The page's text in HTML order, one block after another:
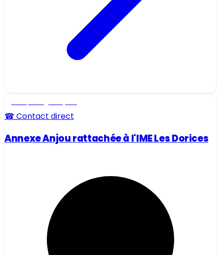
☎ Contact direct
Annexe Anjou rattachée à l'IME Les Dorices